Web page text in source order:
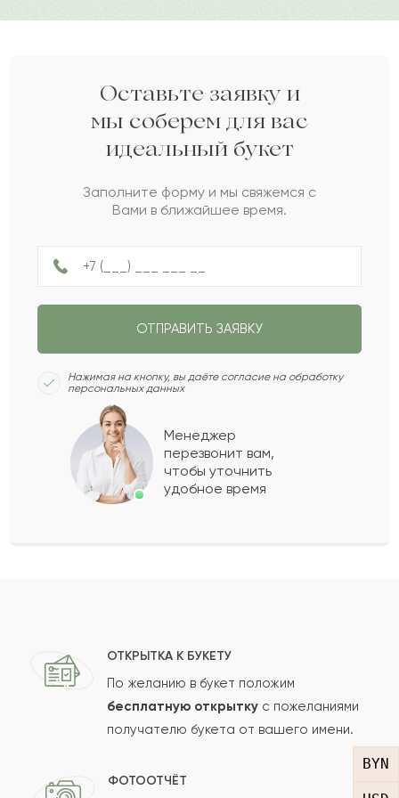
BYN
Дарите своим близким любовь вместе с Pro-buket.
С 2021-01-12
Северина
Ербатыр
Мишель
Хасан
Т Танзия
Акрам
Показать еще
Ваш e-mail
Отзыв
Оставьте заявку и
мы соберем для вас
идеальный букет
Заполните форму и мы свяжемся с
Вами в ближайшее время.
ОТПРАВИТЬ ЗАЯВКУ
Нажимая на кнопку, вы даёте согласие на обработку
персональных данных
Менеджер
перезвонит вам,
чтобы уточнить
удобное время
ОТКРЫТКА К БУКЕТУ
По желанию в букет положим
бесплатную открытку с пожеланиями
получателю букета от вашего имени.
ФОТООТЧЁТ